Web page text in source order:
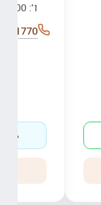
ו': 09:00-13:00
🚗